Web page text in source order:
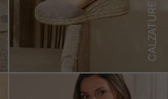
CALZATURE